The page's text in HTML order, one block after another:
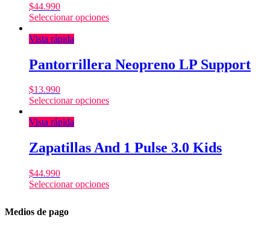
$44.990
Seleccionar opciones
Vista rápida
Pantorrillera Neopreno LP Support
$13.990
Seleccionar opciones
Vista rápida
Zapatillas And 1 Pulse 3.0 Kids
$44.990
Seleccionar opciones
Medios de pago